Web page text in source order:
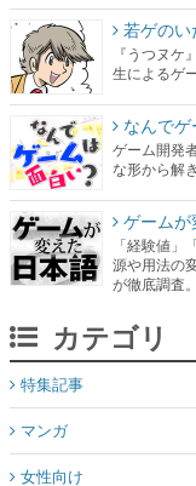
若ゲの
『うつヌ
生によるゲ
なんでゲ
ゲーム開発
な形から解
ゲーム
「経験値
源や用法の
が徹底調査。
カテゴリ
特集記事
マンガ
女性向け